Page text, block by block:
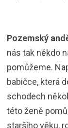
Pozemský
nás tak někdo
pomůžeme.
babičce, která
schodech
této ženě
staršího věku,